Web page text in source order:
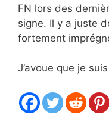
FN lors des
signe. Il y a juste
fortement
J’avoue que je